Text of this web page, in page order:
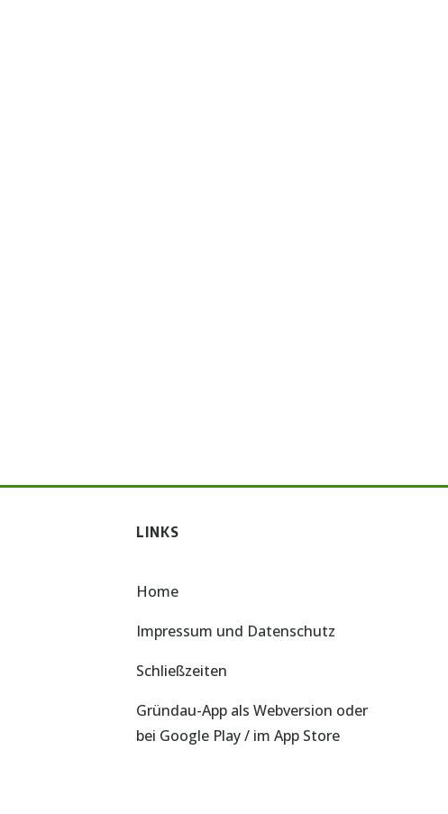
LINKS
Home
Impressum und Datenschutz
Schließzeiten
Gründau-App als Webversion oder
bei Google Play/ im App Store